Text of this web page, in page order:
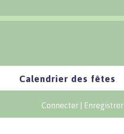
Calendrier des fêtes
Connecter Enregistrer